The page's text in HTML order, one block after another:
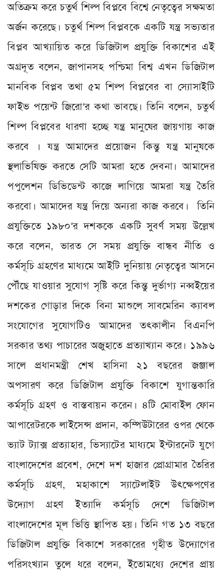
অতিক্রম করে চতুর্থ শিল্প বিপ্লবে বিশ্বে নেতৃত্বের সক্ষমতা
অর্জন করেছে। চতুর্থ শিল্প বিপ্লবকে একটি যন্ত্র সভ‌্যতার
বিপ্লব আখ‌্যায়িত করে ডিজিটাল প্রযুক্তি বিকাশের এই
অগ্রদূত বলেন, জাপানসহ পশ্চিমা বিশ্ব এখন ডিজিটাল
মানবিক বিপ্লব তথা ৫ম শিল্প বিপ্লবের বা স‌্যোসাইটি
ফাইভ পয়েন্ট জিরো‘র কথা ভাবছে। তিনি বলেন, চতুর্থ
শিল্প বিপ্লবের ধারণা হচ্ছে যন্ত্র মানুষের জায়গায় কাজ
করবে । যন্ত্র আমাদের প্রয়োজন কিন্তু যন্ত্র মানুষকে
স্থলাভিষিক্ত করতে সেটি আমরা হতে দেবনা। আমাদের
পপুলেশন ডিভিডেন্ট কাজে লাগিয়ে আমরা যন্ত্র তৈরি
করবো। আমাদের যন্ত্র দিয়ে অন‌্যরা কাজ করবে। তিনি
প্রযুক্তিতে ১৯৮০‘র দশককে একটি সুবর্ণ সময় উল্লেখ
করে বলেন, ভারত সে সময় প্রযুক্তি বান্ধব নীতি ও
কর্মসূচি গ্রহণের মাধ‌্যমে আইটি দুনিয়ায় নেতৃত্বের আসনে
পৌঁছে যাওয়ার সুযোগ সৃষ্টি করে কিন্তু দুর্ভাগ‌্য নব্বইয়ের
দশকের গোড়ার দিকে বিনা মাশুলে সাবমেরিন ক‌্যাবল
সংযোগের সুযোগটিও আমাদের তৎকালীন বিএনপি
সরকার তথ‌্য পাচারের অজুহাতে প্রত‌্যাখ‌্যান করে। ১৯৯৬
সালে প্রধানমন্ত্রী শেখ হাসিনা ২১ বছরের জঞ্জাল
অপসারণ করে ডিজিটাল প্রযুক্তি বিকাশে যুগান্তকারি
কর্মসূচি গ্রহণ ও বাস্তবায়ন করেন। ৪টি মোবাইল ফোন
আপারেটরকে লাইসেন্স প্রদান, কম্পিউটারের ওপর থেকে
ভ‌্যাট ট‌্যাক্স প্রত‌্যাহার, ভিস‌্যাটের মাধ‌্যমে ইন্টারনেট যুগে
বাংলাদেশের প্রবেশ, দেশে দশ হাজার প্রোগ্রামার তৈরির
কর্মসূচি গ্রহণ, মহাকাশে স‌্যাটেলাইট উৎক্ষেপণের
উদ‌্যোগ গ্রহণ ইত‌্যাদি কর্মসূচি দেশে ডিজিটাল
বাংলাদেশের মূল ভিত্তি স্থাপিত হয়। তিনি গত ১৩ বছরে
ডিজিটাল প্রযুক্তি বিকাশে সরকারের গৃহীত উদ‌্যোগের
পরিসংখ‌্যান তুলে ধরে বলেন, ইতোমধ‌্যে দেশের প্রায়